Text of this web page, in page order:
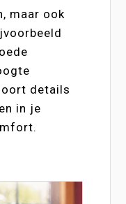
maar ook
details
in je